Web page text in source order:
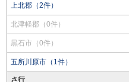
上北郡（2件）
北津軽郡（0件）
黒石市（0件）
五所川原市（1件）
さ行